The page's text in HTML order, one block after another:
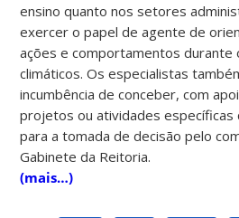
ensino quanto nos setores
exercer o papel de agente de
ações e comportamentos durante
climáticos. Os especialistas
incumbência de conceber, com
projetos ou atividades específicas
para a tomada de decisão pelo
Gabinete da Reitoria.
(mais…)